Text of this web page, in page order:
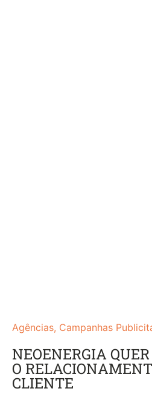
Agências, Campanhas
NEOENERGIA
O
CLIENTE